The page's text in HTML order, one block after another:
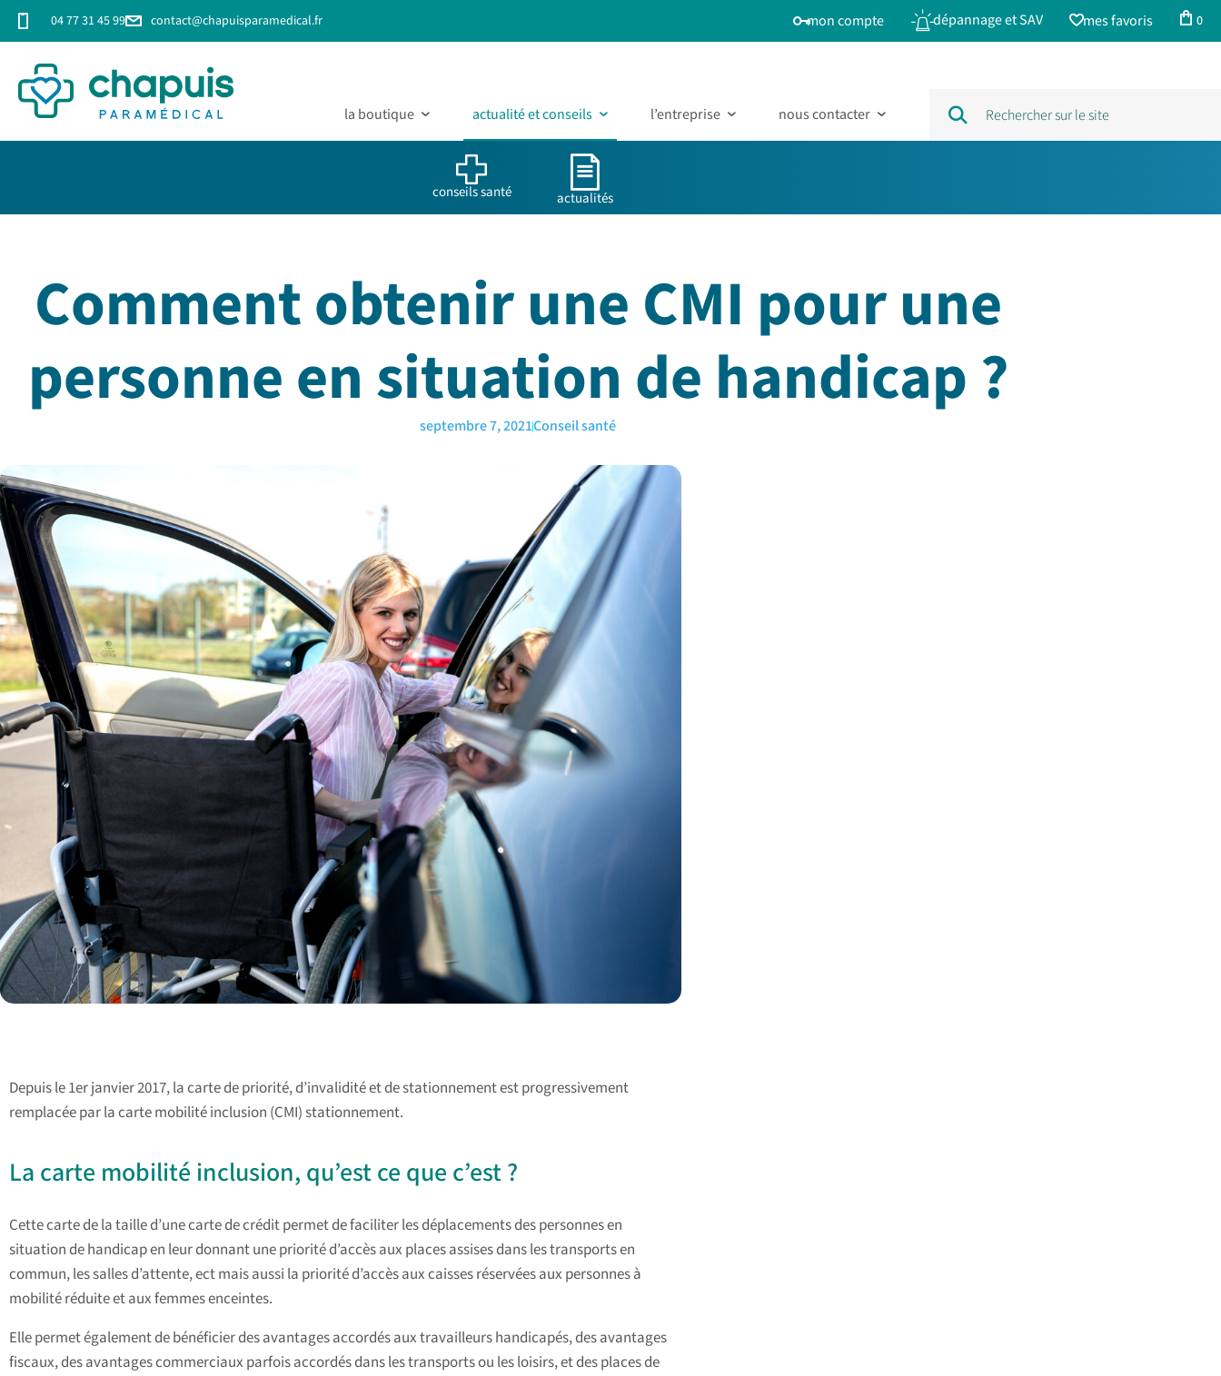
04 77 31 45 99 contact@chapuisparamedical.fr mon compte dépannage et SAV mes favoris 0
la boutique actualité et conseils l’entreprise nous contacter
conseils santé actualités
Comment obtenir une CMI pour une
personne en situation de handicap ?
septembre 7, 2021Conseil santé
Depuis le 1er janvier 2017, la carte de priorité, d’invalidité et de stationnement est progressivement
remplacée par la carte mobilité inclusion (CMI) stationnement.
La carte mobilité inclusion, qu’est ce que c’est ?
Cette carte de la taille d’une carte de crédit permet de faciliter les déplacements des personnes en
situation de handicap en leur donnant une priorité d’accès aux places assises dans les transports en
commun, les salles d’attente, ect mais aussi la priorité d’accès aux caisses réservées aux personnes à
mobilité réduite et aux femmes enceintes.
Elle permet également de bénéficier des avantages accordés aux travailleurs handicapés, des avantages
fiscaux, des avantages commerciaux parfois accordés dans les transports ou les loisirs, et des places de